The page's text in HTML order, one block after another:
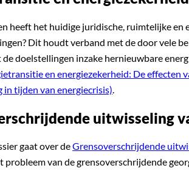
heeft het huidige juridische, ruimtelijke en
Dit houdt verband met de door vele
doelstellingen inzake hernieuwbare
en energiezekerheid: De effecten
in tijden van energiecrisis).
uitwisseling
gaat over deGrensoverschrijdende
probleem van de grensoverschrijdende